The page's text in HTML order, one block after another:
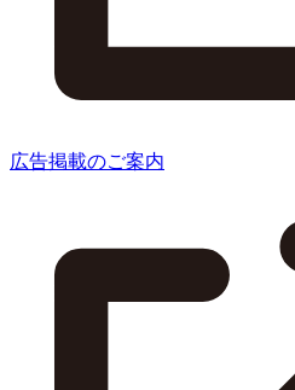
広告掲載のご案内